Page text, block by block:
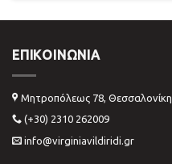
ΕΠΙΚΟΙΝΩΝΊΑ
Μητροπόλεως 78, Θεσσαλονίκη
(+30) 2310 262009
info@virginiavildiridi.gr